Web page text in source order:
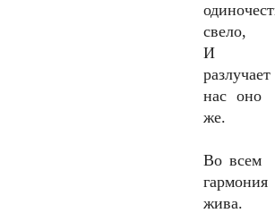
свело,
И
разлучает
нас оно
же.
Во всем
гармония
жива.